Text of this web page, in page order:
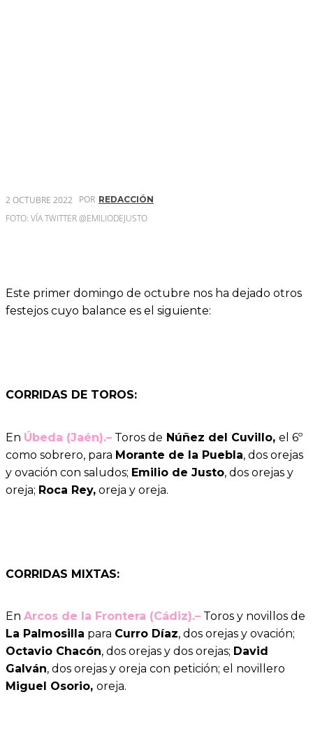
2 OCTUBRE 2022 POR REDACCIÓN
FOTO: VÍA TWITTER @EMILIODEJUSTO
Este primer domingo de octubre nos ha dejado otros
festejos cuyo balance es el siguiente:
CORRIDAS DE TOROS:
En Úbeda (Jaén).– Toros de Núñez del Cuvillo, el 6º
como sobrero, para Morante de la Puebla, dos orejas
y ovación con saludos; Emilio de Justo, dos orejas y
oreja; Roca Rey, oreja y oreja.
CORRIDAS MIXTAS:
En Arcos de la Frontera (Cádiz).– Toros y novillos de
La Palmosilla para Curro Díaz, dos orejas y ovación;
Octavio Chacón, dos orejas y dos orejas; David
Galván, dos orejas y oreja con petición; el novillero
Miguel Osorio, oreja.